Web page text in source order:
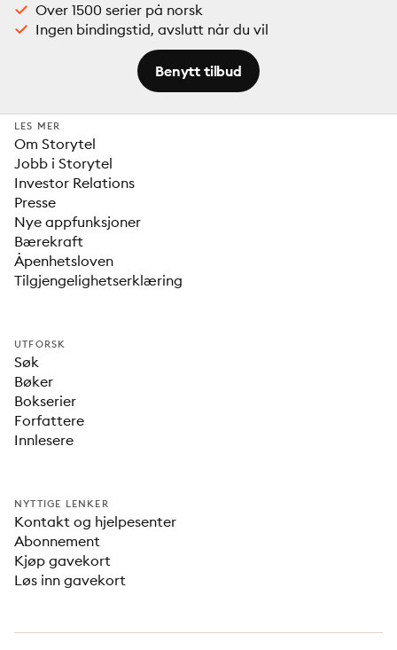
Over 1500 serier på norsk
Ingen bindingstid, avslutt når du vil
Benytt tilbud
LES MER
Om Storytel
Jobb i Storytel
Investor Relations
Presse
Nye appfunksjoner
Bærekraft
Åpenhetsloven
Tilgjengelighetserklæring
UTFORSK
Søk
Bøker
Bokserier
Forfattere
Innlesere
NYTTIGE LENKER
Kontakt og hjelpesenter
Abonnement
Kjøp gavekort
Løs inn gavekort